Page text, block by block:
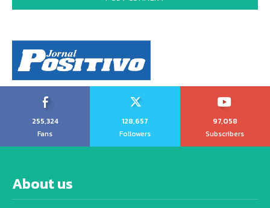
255,324
Fans
128,657
Followers
97,058
Subscribers
About us